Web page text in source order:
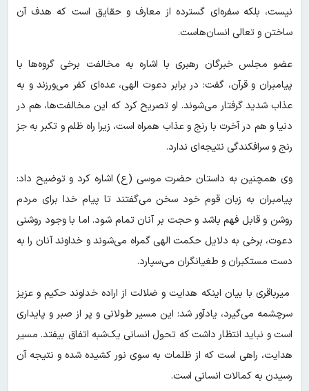
نیست، بلکه سفره‌ای گسترده از معارف و حقایق است که هدف آن
ساختن و تعالی انسان‌هاست.
عضو مجلس خبرگان رهبری با اشاره به مخالفت برخی گروه‌ها با
پیامبران و قرآن، گفت: در برابر دعوت الهی، عده‌ای کفر می‌ورزند و به
عذاب شدید گرفتار می‌شوند. او تصریح کرد که این مخالفت‌ها، هم در
دنیا و هم در آخرت با رنج و عذاب همراه است، زیرا راه ظلم و تکبر به جز
رنج و سرافکندگی نتیجه‌ای ندارد.
وی همچنین به داستان حضرت موسی (ع) اشاره کرد و توضیح داد:
پیامبران به زبان قوم خود سخن می‌گفتند تا پیام خدا برای مردم
روشن و قابل فهم باشد و حجت بر آنان تمام شود. اما با وجود روشنی
دعوت، برخی به دلایل حکمت الهی گمراه می‌شوند و خداوند آنان را به
دست مستکبران و طغیانگران می‌سپارد.
میرباقری با بیان اینکه هدایت و ضلالت از اراده خداوند حکیم و عزیز
سرچشمه می‌گیرد، یادآور شد: این مسیر طولانی و پر از صبر و پایداری
است و نباید انتظار داشت که تحول انسانی یک‌شبه اتفاق بیفتد. مسیر
هدایت، راهی است که از ظلمات به سوی نور کشیده شده و نتیجه آن
رسیدن به کمالات انسانی است.